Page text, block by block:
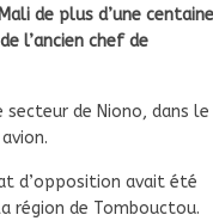
de plus d’une
l’ancien chef de
de Niono, dans le
d’opposition avait été
région de Tombouctou.